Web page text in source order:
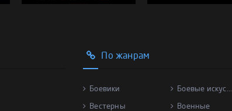
По жанрам
Боевики Боевые искус...
Вестерны Военные